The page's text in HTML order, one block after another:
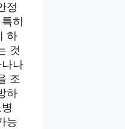
정
히
하
것
나
조
하
능